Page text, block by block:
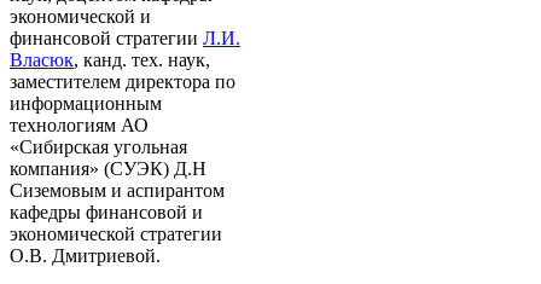
экономической и
финансовой стратегии Л.И.
Власюк, канд. тех. наук,
заместителем директора по
информационным
технологиям АО
«Сибирская угольная
компания» (СУЭК) Д.Н
Сиземовым и аспирантом
кафедры финансовой и
экономической стратегии
О.В. Дмитриевой.